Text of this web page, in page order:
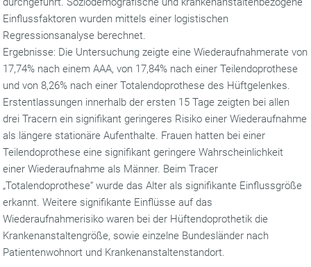
Einflussfaktoren wurden mittels einer logistischen
Regressionsanalyse berechnet.
Ergebnisse: Die Untersuchung zeigte eine Wiederaufnahmerate von
17,74% nach einem AAA, von 17,84% nach einer Teilendoprothese
und von 8,26% nach einer Totalendoprothese des Hüftgelenkes.
Erstentlassungen innerhalb der ersten 15 Tage zeigten bei allen
drei Tracern ein signifikant geringeres Risiko einer Wiederaufnahme
als längere stationäre Aufenthalte. Frauen hatten bei einer
Teilendoprothese eine signifikant geringere Wahrscheinlichkeit
einer Wiederaufnahme als Männer. Beim Tracer
„Totalendoprothese“ wurde das Alter als signifikante Einflussgröße
erkannt. Weitere signifikante Einflüsse auf das
Wiederaufnahmerisiko waren bei der Hüftendoprothetik die
Krankenanstaltengröße, sowie einzelne Bundesländer nach
Patientenwohnort und Krankenanstaltenstandort.